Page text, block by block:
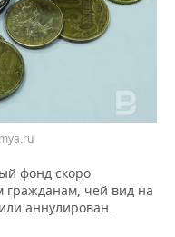
фонд скоро
гражданам, чей вид на
аннулирован.